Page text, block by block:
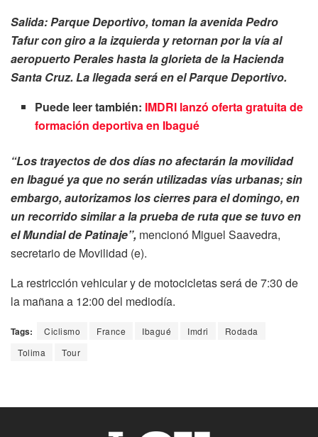
Salida: Parque Deportivo, toman la avenida Pedro
Tafur con giro a la izquierda y retornan por la vía al
aeropuerto Perales hasta la glorieta de la Hacienda
Santa Cruz. La llegada será en el Parque Deportivo.
Puede leer también: IMDRI lanzó oferta gratuita de
formación deportiva en Ibagué
“Los trayectos de dos días no afectarán la movilidad
en Ibagué ya que no serán utilizadas vías urbanas; sin
embargo, autorizamos los cierres para el domingo, en
un recorrido similar a la prueba de ruta que se tuvo en
el Mundial de Patinaje”, mencionó Miguel Saavedra,
secretario de Movilidad (e).
La restricción vehicular y de motocicletas será de 7:30 de
la mañana a 12:00 del mediodía.
Tags: Ciclismo France Ibagué Imdri
Rodada
Tolima
Tour